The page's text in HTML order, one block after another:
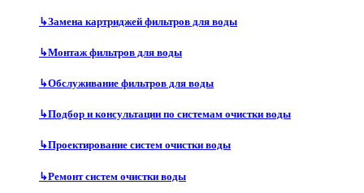
↳Замена картриджей фильтров для воды
↳Монтаж фильтров для воды
↳Обслуживание фильтров для воды
↳Подбор и консультации по системам очистки воды
↳Проектирование систем очистки воды
↳Ремонт систем очистки воды